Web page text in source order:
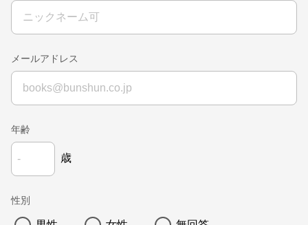
メールアドレス
年齢
歳
性別